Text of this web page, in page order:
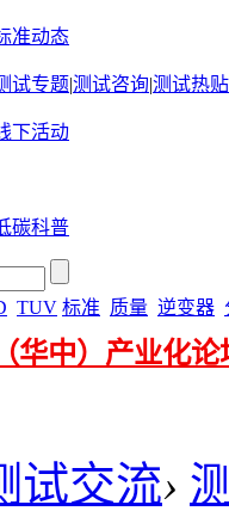
准动态
试专题|测试咨询|测试热贴
下活动
碳科普
TUV 标准 质量 逆变器
华中）产业化论
试交流›